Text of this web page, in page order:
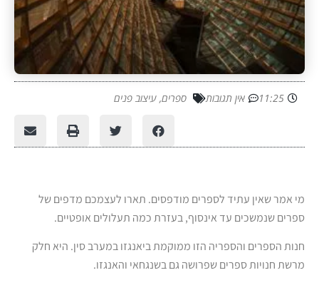
11:25 אין תגובות ספרים,עיצוב פנים
מי אמר שאין עתיד לספרים מודפסים. תארו לעצמכם מדפים של
ספרים שנמשכים עד אינסוף, בעזרת כמה תעלולים אופטיים.
חנות הספרים והספריה הזו ממוקמת ביאנגזו במערב סין. היא חלק
מרשת חנויות ספרים שפרושה גם בשנגחאי והאנגזו.